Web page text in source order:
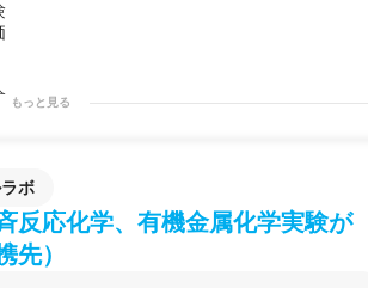
もっと見る
ボ
反応化学、有機金属化学実験が
先）